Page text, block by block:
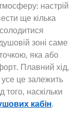
настрій
ще кілька
зоні саме
яка або
Плавний хід,
це залежить
того, наскільки
кабін.